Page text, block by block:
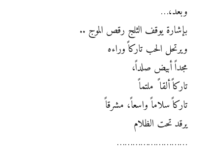
وبعد،…
بإشارة يوقف الثلج رقص الموج ..
ويرتحل الحب تاركاً وراءه
مجداً أبيض صلداً،
تاركاً ألقا ً ملتماً
تاركاً سلاماً واسعاً، مشرقاً
يرقد تحت الظلام
………………………